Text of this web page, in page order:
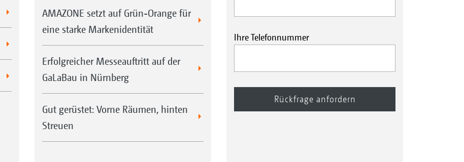
AMAZONE setzt auf Grün-Orange für
eine starke Markenidentität
Erfolgreicher Messeauftritt auf der
GaLaBau in Nürnberg
Gut gerüstet: Vorne Räumen, hinten
Streuen
Ihre Telefonnummer